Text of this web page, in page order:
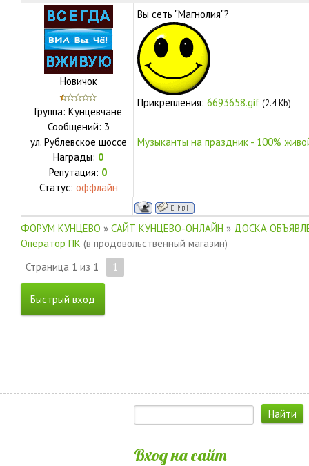
Новичок
Группа: Кунцевчане
Сообщений: 3
ул. Рублевское шоссе
Награды: 0
Репутация: 0
Статус: оффлайн
Вы сеть "Магнолия"?
Прикрепления: 6693658.gif (2.4 Kb)
Музыканты на праздник - 100%
ФОРУМ КУНЦЕВО » САЙТ КУНЦЕВО-ОНЛАЙН » ДОСКА
Оператор ПК (в продовольственный магазин)
Страница 1 из 1 1
Вход на сайт